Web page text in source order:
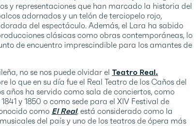
y representaciones que han marcado la historia del
adornados y un telón de terciopelo rojo,
del espectáculo. Además, el Lara ha sabido
clásicas como obras contemporáneas, lo
de encuentro imprescindible para los amantes de
no se nos puede olvidar el Teatro Real.
lo que en su día fue el Real Teatro de los Caños del
años ha servido como sala de conciertos, como
y 1850 o como sede para el XIV Festival de
como El Real, está considerado como la
del país y uno de los teatros de ópera más